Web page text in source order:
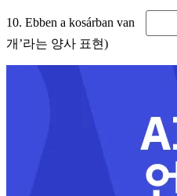
10. Ebben a kosárban van
개’라는 양사 표현)